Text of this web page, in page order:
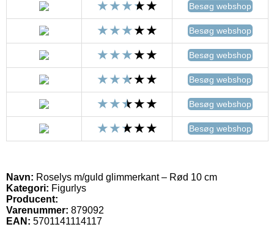
Besøg webshop
Besøg webshop
Besøg webshop
Besøg webshop
Besøg webshop
Besøg webshop
Navn: Roselys m/guld glimmerkant – Rød 10 cm
Kategori: Figurlys
Producent:
Varenummer: 879092
EAN: 5701141114117